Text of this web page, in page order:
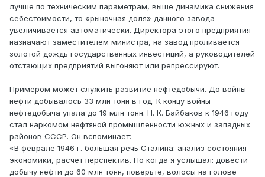
лучше по техническим параметрам, выше динамика снижения
себестоимости, то «рыночная доля» данного завода
увеличивается автоматически. Директора этого предприятия
назначают заместителем министра, на завод проливается
золотой дождь государственных инвестиций, а руководителей
отстающих предприятий выгоняют или репрессируют.
Примером может служить развитие нефтедобычи. До войны
нефти добывалось 33 млн тонн в год. К концу войны
нефтедобыча упала до 19 млн тонн. Н. К. Байбаков к 1946 году
стал наркомом нефтяной промышленности южных и западных
районов СССР. Он вспоминает:
«В феврале 1946 г. большая речь Сталина: анализ состояния
экономики, расчет перспектив. Но когда я услышал: довести
добычу нефти до 60 млн тонн, поверьте, волосы на голове